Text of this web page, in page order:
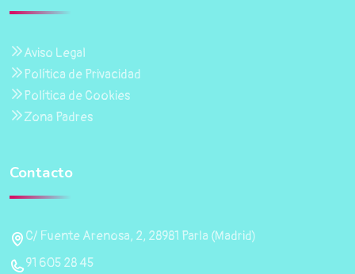
Aviso Legal
Política de Privacidad
Política de Cookies
Zona Padres
Contacto
C/ Fuente Arenosa, 2, 28981 Parla (Madrid)
91 605 28 45